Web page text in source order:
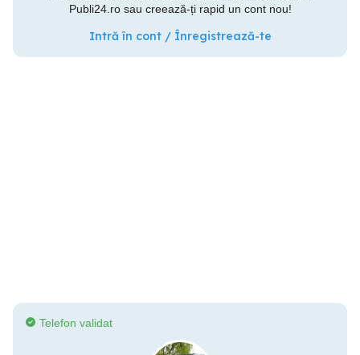
Publi24.ro sau creează-ți rapid un cont nou!
Intră în cont / Înregistrează-te
Telefon validat